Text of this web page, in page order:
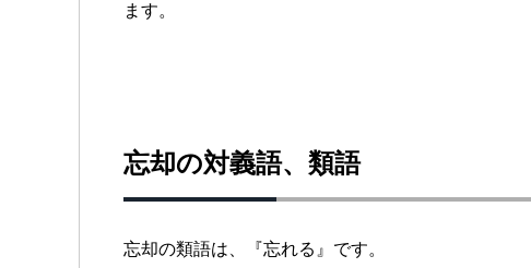
ます。
忘却の対義語、類語
忘却の類語は、『忘れる』です。